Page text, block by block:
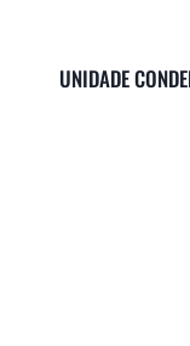
UNIDADE